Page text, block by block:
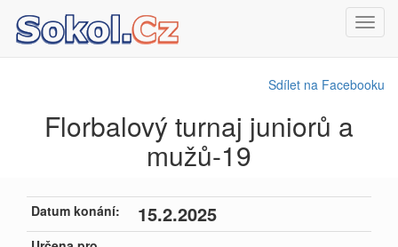
Sdílet na Facebooku
Florbalový turnaj juniorů a
mužů-19
Datum konání: 15.2.2025